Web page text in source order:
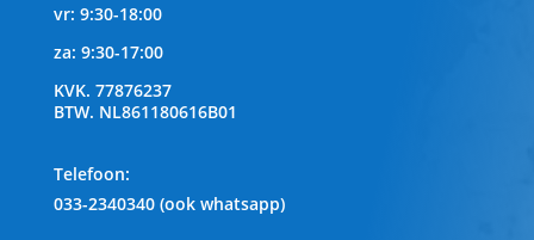
vr: 9:30-18:00
za: 9:30-17:00
KVK. 77876237
BTW. NL861180616B01
Telefoon:
033-2340340 (ook whatsapp)